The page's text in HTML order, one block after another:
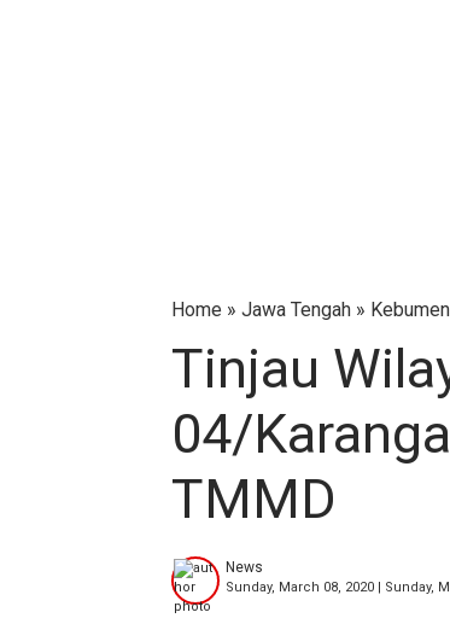
Home » Jawa Tengah » Kebumen
Tinjau
04/
TMMD
News
Sunday, March 08, 2020 | Sunday,